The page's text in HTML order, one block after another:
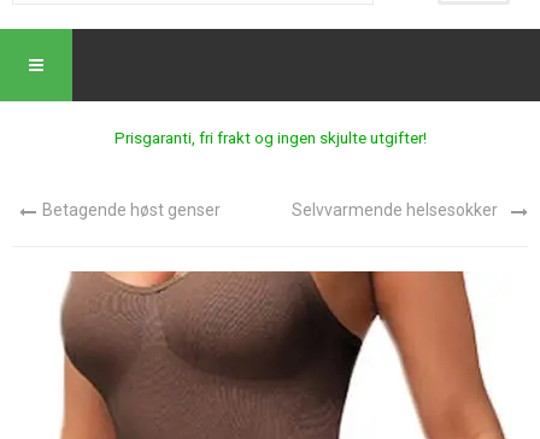
Prisgaranti, fri frakt og ingen skjulte utgifter!
Betagende høst genser Selvvarmende helsesokker